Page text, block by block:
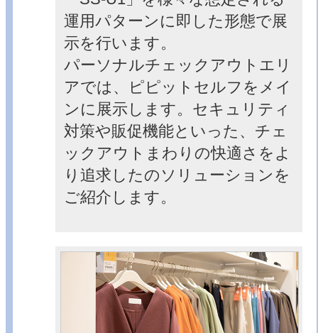
運用パターンに即した形態で展
示を行います。
パーソナルチェックアウトエリ
アでは、ピピットセルフをメイ
ンに展示します。セキュリティ
対策や販促機能といった、チェ
ックアウトまわりの快適さをよ
り追求したのソリューションを
ご紹介します。